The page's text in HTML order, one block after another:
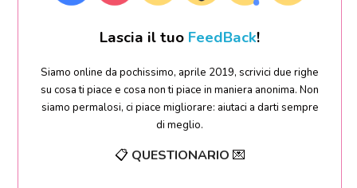
Lascia il tuo FeedBack!
Siamo online da pochissimo, aprile 2019, scrivici due righe
su cosa ti piace e cosa non ti piace in maniera anonima. Non
siamo permalosi, ci piace migliorare: aiutaci a darti sempre
di meglio.
📋 QUESTIONARIO 💌